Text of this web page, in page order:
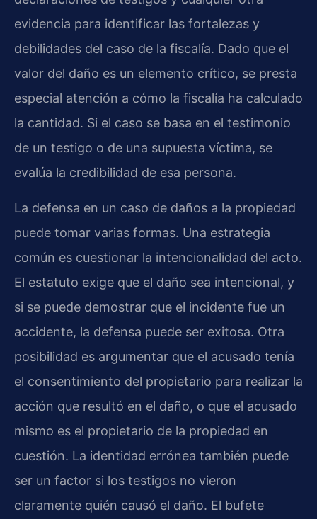
evidencia para identificar las fortalezas y
debilidades del caso de la fiscalía. Dado que el
valor del daño es un elemento crítico, se presta
especial atención a cómo la fiscalía ha calculado
la cantidad. Si el caso se basa en el testimonio
de un testigo o de una supuesta víctima, se
evalúa la credibilidad de esa persona.
La defensa en un caso de daños a la propiedad
puede tomar varias formas. Una estrategia
común es cuestionar la intencionalidad del acto.
El estatuto exige que el daño sea intencional, y
si se puede demostrar que el incidente fue un
accidente, la defensa puede ser exitosa. Otra
posibilidad es argumentar que el acusado tenía
el consentimiento del propietario para realizar la
acción que resultó en el daño, o que el acusado
mismo es el propietario de la propiedad en
cuestión. La identidad errónea también puede
ser un factor si los testigos no vieron
claramente quién causó el daño. El bufete